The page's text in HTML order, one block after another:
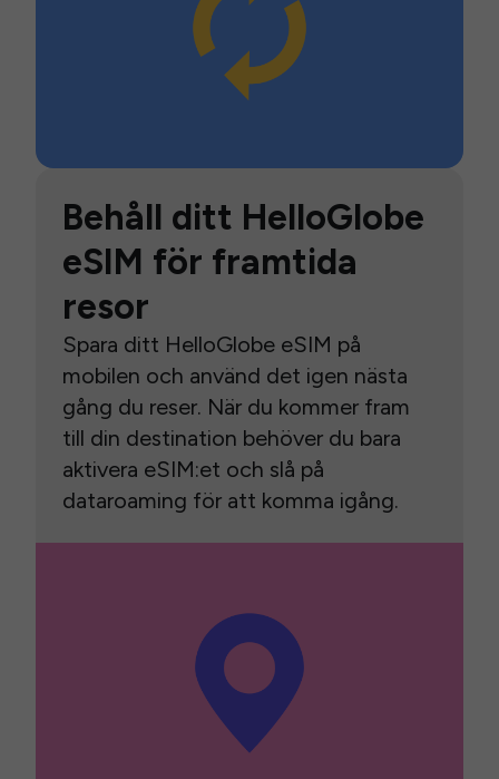
Behåll ditt HelloGlobe
eSIM för framtida
resor
Spara ditt HelloGlobe eSIM på
mobilen och använd det igen nästa
gång du reser. När du kommer fram
till din destination behöver du bara
aktivera eSIM:et och slå på
dataroaming för att komma igång.